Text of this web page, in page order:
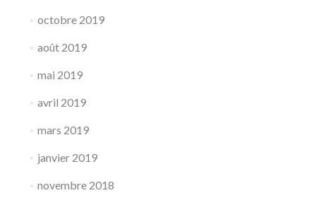
octobre 2019
août 2019
mai 2019
avril 2019
mars 2019
janvier 2019
novembre 2018